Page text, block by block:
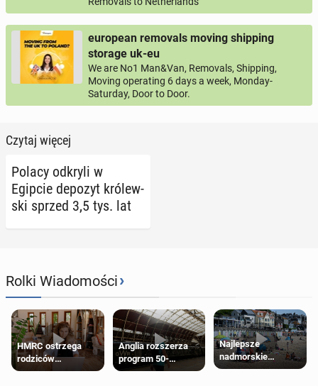
european removals moving shipping
storage uk-eu
We are No1 Man&Van, Removals, Shipping,
Moving operating 6 days a week, Monday-
Saturday, Door to Door.
Czytaj więcej
Polacy odkryli w
Egipcie depozyt kró­lew­
ski sprzed 3,5 tys. lat
Rolki Wiadomości›
HMRC ostrzega
rodziców
pobierających Child
Anglia rozszerza
program 50-
procentowych
Najlepsze
nadmorskie
miasteczko blisko